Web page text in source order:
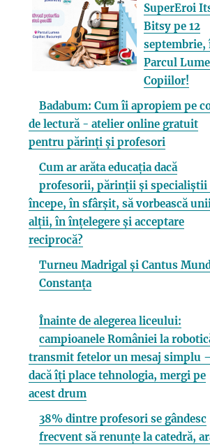
SuperEroi
Bitsy pe 12
septembrie,
Parcul
Copiilor!
Badabum: Cum îi apropiem pe
de lectură - atelier online gratuit
pentru părinți și profesori
Cum ar arăta educația dacă
profesorii, părinții și specialiștii
începe, în sfârșit, să vorbească
alții, în înțelegere și acceptare
reciprocă?
Turneu Madrigal și Cantus
Constanța
Înainte de alegerea liceului:
campioanele României la
transmit fetelor un mesaj simplu
dacă îți place tehnologia, mergi pe
acest drum
38% dintre profesori se gândesc
frecvent să renunțe la catedră,